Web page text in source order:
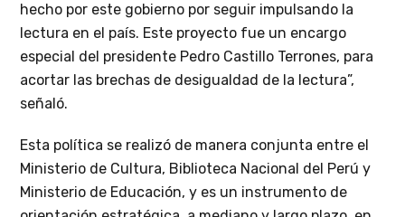
hecho por este gobierno por seguir impulsando la
lectura en el país. Este proyecto fue un encargo
especial del presidente Pedro Castillo Terrones, para
acortar las brechas de desigualdad de la lectura”,
señaló.
Esta política se realizó de manera conjunta entre el
Ministerio de Cultura, Biblioteca Nacional del Perú y
Ministerio de Educación, y es un instrumento de